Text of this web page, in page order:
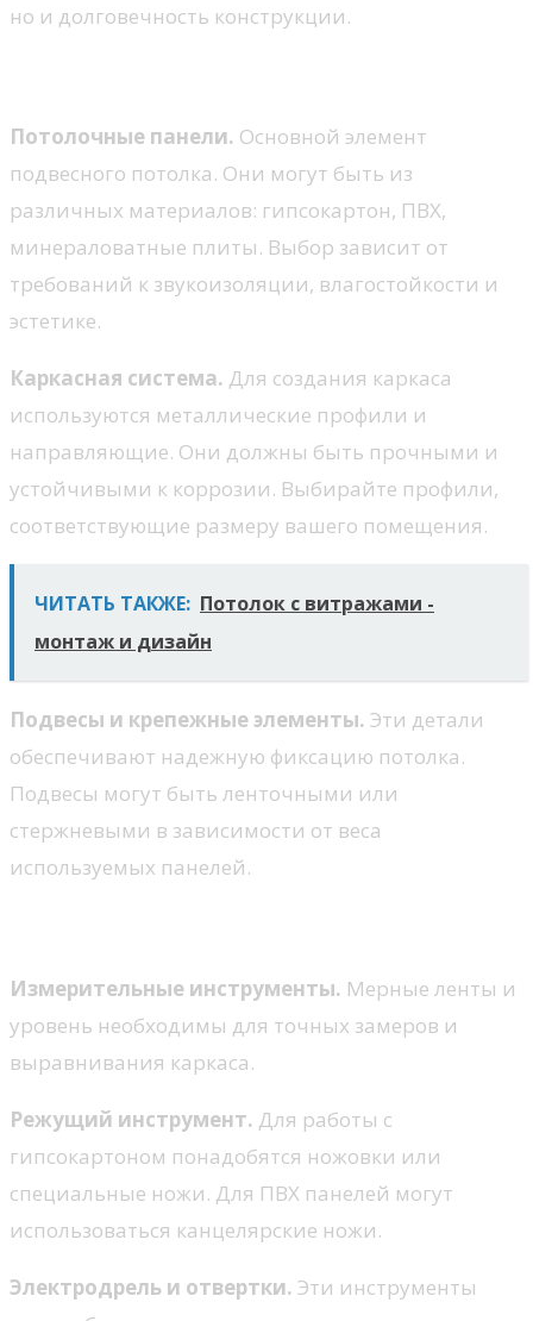
но и долговечность конструкции.
Потолочные панели. Основной элемент
подвесного потолка. Они могут быть из
различных материалов: гипсокартон, ПВХ,
минераловатные плиты. Выбор зависит от
требований к звукоизоляции, влагостойкости и
эстетике.
Каркасная система. Для создания каркаса
используются металлические профили и
направляющие. Они должны быть прочными и
устойчивыми к коррозии. Выбирайте профили,
соответствующие размеру вашего помещения.
ЧИТАТЬ ТАКЖЕ: Потолок с витражами -
монтаж и дизайн
Подвесы и крепежные элементы. Эти детали
обеспечивают надежную фиксацию потолка.
Подвесы могут быть ленточными или
стержневыми в зависимости от веса
используемых панелей.
Измерительные инструменты. Мерные ленты и
уровень необходимы для точных замеров и
выравнивания каркаса.
Режущий инструмент. Для работы с
гипсокартоном понадобятся ножовки или
специальные ножи. Для ПВХ панелей могут
использоваться канцелярские ножи.
Электродрель и отвертки. Эти инструменты